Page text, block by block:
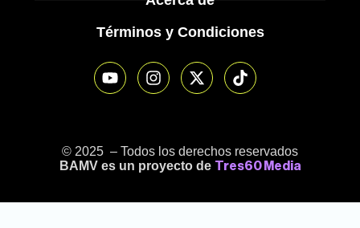
Términos y Condiciones
© 2025 – Todos los derechos reservados
BAMV es un proyecto de Tres60 Media